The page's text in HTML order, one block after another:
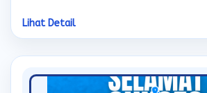
Lihat Detail